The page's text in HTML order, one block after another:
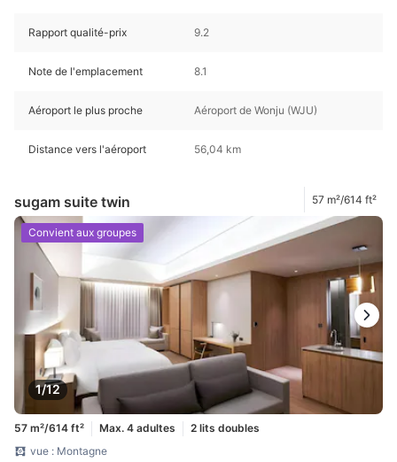
Rapport qualité-prix 9.2
Note de l'emplacement 8.1
Aéroport le plus proche Aéroport de Wonju (WJU)
Distance vers l'aéroport 56,04 km
sugam suite twin 57 m²/614 ft²
1/12
Convient aux groupes
57 m²/614 ft² Max. 4 adultes
2 lits doubles
vue : Montagne